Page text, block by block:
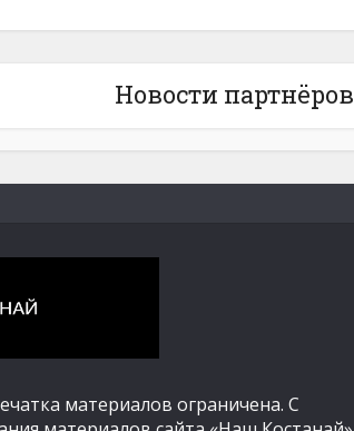
Новости партнёров
материалов ограничена. С